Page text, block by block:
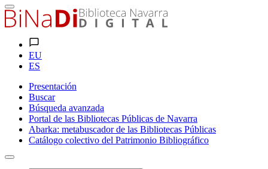
EU
ES
Presentación
Buscar
Búsqueda avanzada
Portal de las Bibliotecas Públicas de Navarra
Abarka: metabuscador de las Bibliotecas Públicas
Catálogo colectivo del Patrimonio Bibliográfico